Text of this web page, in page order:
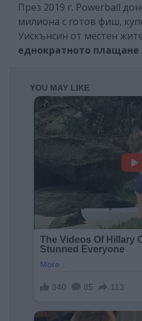
През 2019 г. Powerball
милиона с готов фиш,
Уискънсин от местен
еднократното плащане